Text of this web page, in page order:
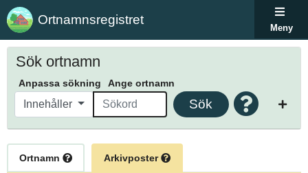
Ortnamnsregistret
Meny
Sök ortnamn
Anpassa sökning Ange ortnamn
Innehåller Sök
Ortnamn Arkivposter